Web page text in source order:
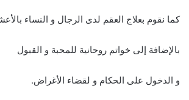
كما نقوم بعلاج العقم لدى الرجال و النساء
بالإضافة إلى خواتم روحانية للمحبة و القبول
و الدخول على الحكام و لقضاء الأغراض.